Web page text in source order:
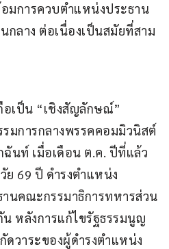
มการควบตำแหน่งประธาน
กลาง ต่อเนื่องเป็นสมัยที่สาม
อเป็น “เชิงสัญลักษณ์”
มการกลางพรรคคอมมิวนิสต์
นท์ เมื่อเดือน ต.ค. ปีที่แล้ว
ย 69 ปี ดำรงตำแหน่ง
านคณะกรรมาธิการทหารส่วน
หลังการแก้ไขรัฐธรรมนูญ
ดวาระของผู้ดำรงตำแหน่ง